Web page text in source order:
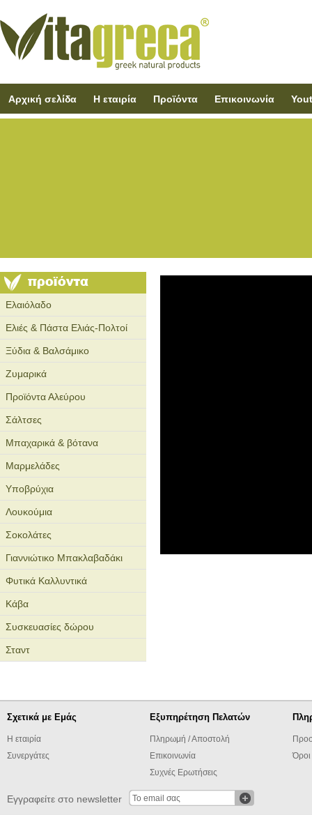
Αρχική σελίδα Η εταιρία Προϊόντα Επικοινωνία
Ελαιόλαδο
Ελιές & Πάστα Ελιάς-Πολτοί
Ξύδια & Βαλσάμικο
Ζυμαρικά
Προϊόντα Αλεύρου
Σάλτσες
Μπαχαρικά & βότανα
Μαρμελάδες
Υποβρύχια
Λουκούμια
Σοκολάτες
Γιαννιώτικο Μπακλαβαδάκι
Φυτικά Καλλυντικά
Κάβα
Συσκευασίες δώρου
Σταντ
Σχετικά με Εμάς
Η εταιρία
Συνεργάτες
Εξυπηρέτηση Πελατών
Πληρωμή / Αποστολή
Επικοινωνία
Συχνές Ερωτήσεις
Εγγραφείτε στο newsletter